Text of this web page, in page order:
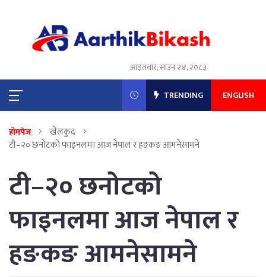
आइतवार, साउन २४, २०८३
TRENDING ENGLISH
होमपेज
खेलकुद
टी–२० छनोटको फाइनलमा आज नेपाल र हङकङ आमनेसामने
टी–२० छनोटको
फाइनलमा आज नेपाल र
हङकङ आमनेसामने